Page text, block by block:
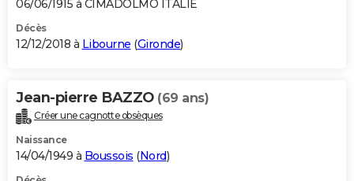
06/06/1915 à CIMADOLMO ITALIE
Décès
12/12/2018 à Libourne (Gironde)
Jean-pierre BAZZO (69 ans)
Créer une cagnotte obsèques
Naissance
14/04/1949 à Boussois (Nord)